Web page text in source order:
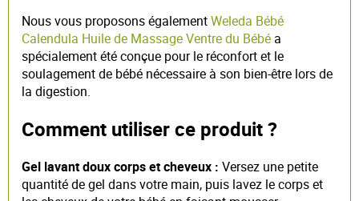
Nous vous proposons égalementWeleda Bébé
Calendula Huile de Massage Ventre du Bébé a
spécialement été conçue pour le réconfort et le
soulagement de bébé nécessaire à son bien-être lors de
la digestion.
Comment utiliser ce produit ?
Gel lavant doux corps et cheveux : Versez une petite
quantité de gel dans votre main, puis lavez le corps et